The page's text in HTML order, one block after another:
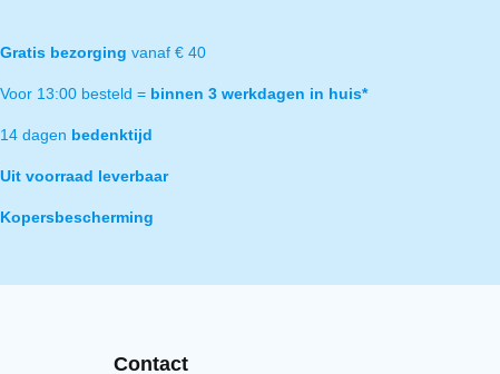
Gratis bezorging vanaf € 40
Voor 13:00 besteld = binnen 3 werkdagen in huis*
14 dagen bedenktijd
Uit voorraad leverbaar
Kopersbescherming
Contact